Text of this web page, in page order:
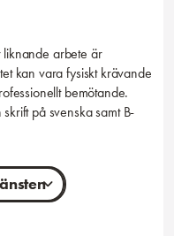
liknande arbete är
kan vara fysiskt krävande
bemötande.
på svenska samt B-